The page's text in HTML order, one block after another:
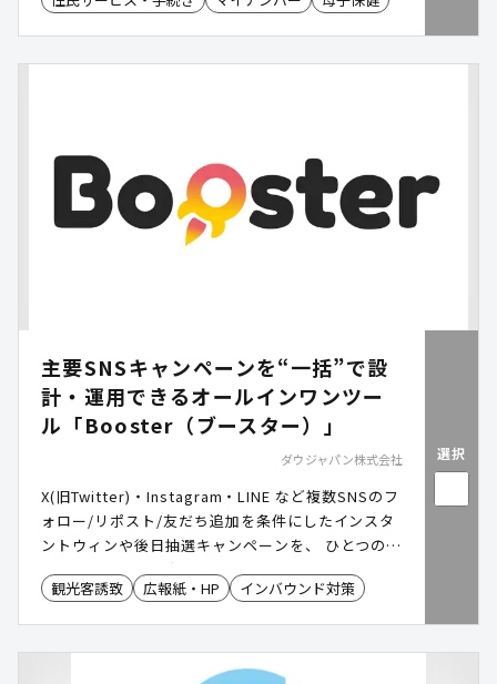
主要SNSキャンペーンを“一括”で設
計・運用できるオールインワンツー
ル「Booster（ブースター）」
ダウジャパン株式会社
X(旧Twitter)・Instagram・LINE など複数SNSのフ
ォロー/リポスト/友だち追加を条件にしたインスタ
ントウィンや後日抽選キャンペーンを、 ひとつのダ
ッシュボードで設定・実行・分析 できるSNSキャン
ペーン運営ツール。自治体・行政機関での利用実績
観光客誘致 広報紙・HP インバウンド対策
選択